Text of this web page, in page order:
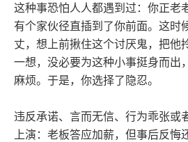
这种事恐怕人人都遇到过：你正老
有个家伙径直插到了你前面。这时
丈，想上前揪住这个讨厌鬼，把他
一想，没必要为这种小事挺身而出
麻烦。于是，你选择了隐忍。
违反承诺、言而无信、行为乖张或
上演：老板答应加薪，但事后反悔